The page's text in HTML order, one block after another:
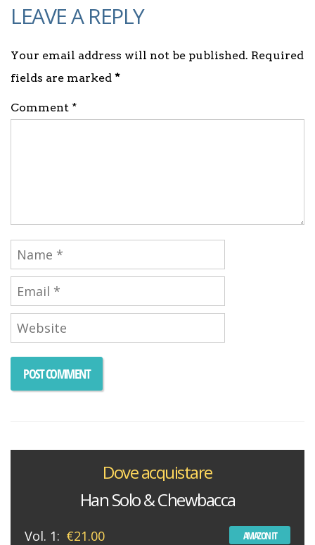
LEAVE A REPLY
Your email address will not be published. Required
fields are marked *
Comment *
Dove acquistare
Han Solo & Chewbacca
Vol. 1: €21.00 AMAZON IT